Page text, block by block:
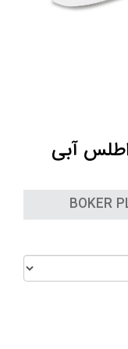
آبی
BOKER